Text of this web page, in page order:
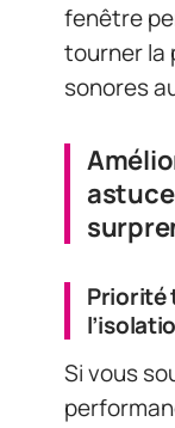
fenêtre
tourner la
sonores
Priorité
Si vous